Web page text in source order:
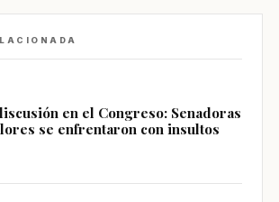
en el Congreso: Senadoras
se enfrentaron con insultos